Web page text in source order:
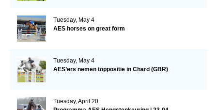
Tuesday, May 4
AES horses on great form
Tuesday, May 4
AES’ers nemen toppositie in Chard (GBR)
Tuesday, April 20